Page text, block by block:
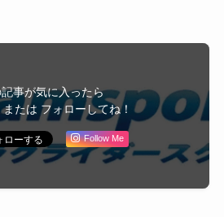
記事が気に入ったら
または フォローしてね！
Follow Me